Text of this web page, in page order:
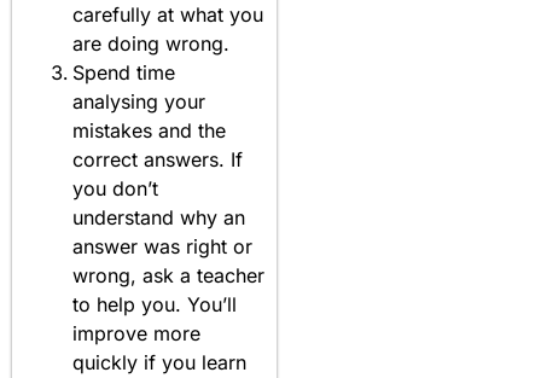
carefully at what you
are doing wrong.
Spend time
analysing your
mistakes and the
correct answers. If
you don’t
understand why an
answer was right or
wrong, ask a teacher
to help you. You’ll
improve more
quickly if you learn